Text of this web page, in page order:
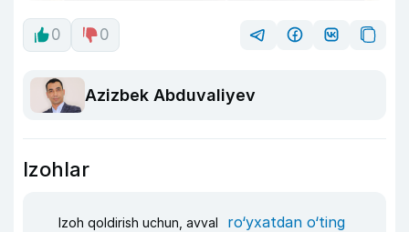
0 0
Azizbek Abduvaliyev
Izohlar
Izoh qoldirish uchun, avval ro‘yxatdan o‘ting